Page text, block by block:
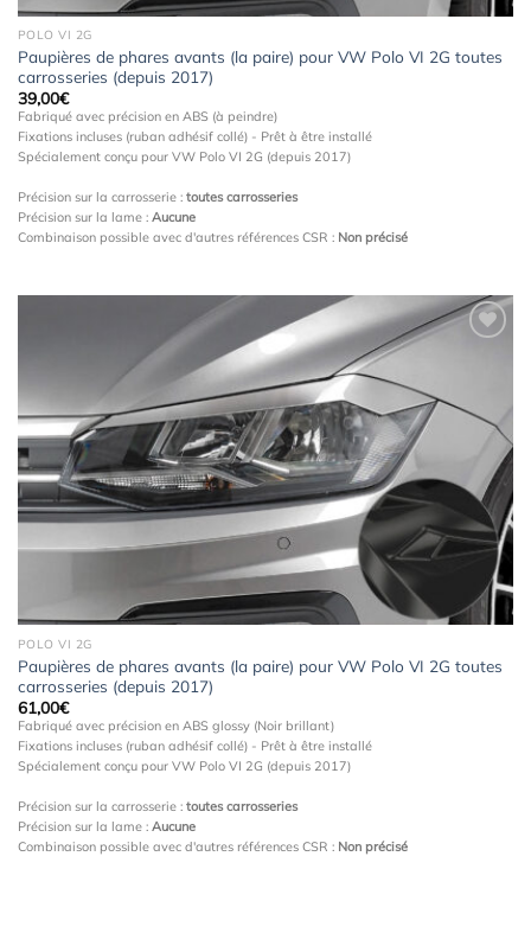
POLO VI 2G
Paupières de phares avants (la paire) pour VW Polo VI 2G toutes
carrosseries (depuis 2017)
39,00€
Fabriqué avec précision en ABS (à peindre)
Fixations incluses (ruban adhésif collé) - Prêt à être installé
Spécialement conçu pour VW Polo VI 2G (depuis 2017)
Précision sur la carrosserie : toutes carrosseries
Précision sur la lame : Aucune
Combinaison possible avec d'autres références CSR : Non précisé
à la
wishlist
POLO VI 2G
Paupières de phares avants (la paire) pour VW Polo VI 2G toutes
carrosseries (depuis 2017)
61,00€
Fabriqué avec précision en ABS glossy (Noir brillant)
Fixations incluses (ruban adhésif collé) - Prêt à être installé
Spécialement conçu pour VW Polo VI 2G (depuis 2017)
Précision sur la carrosserie : toutes carrosseries
Précision sur la lame : Aucune
Combinaison possible avec d'autres références CSR : Non précisé